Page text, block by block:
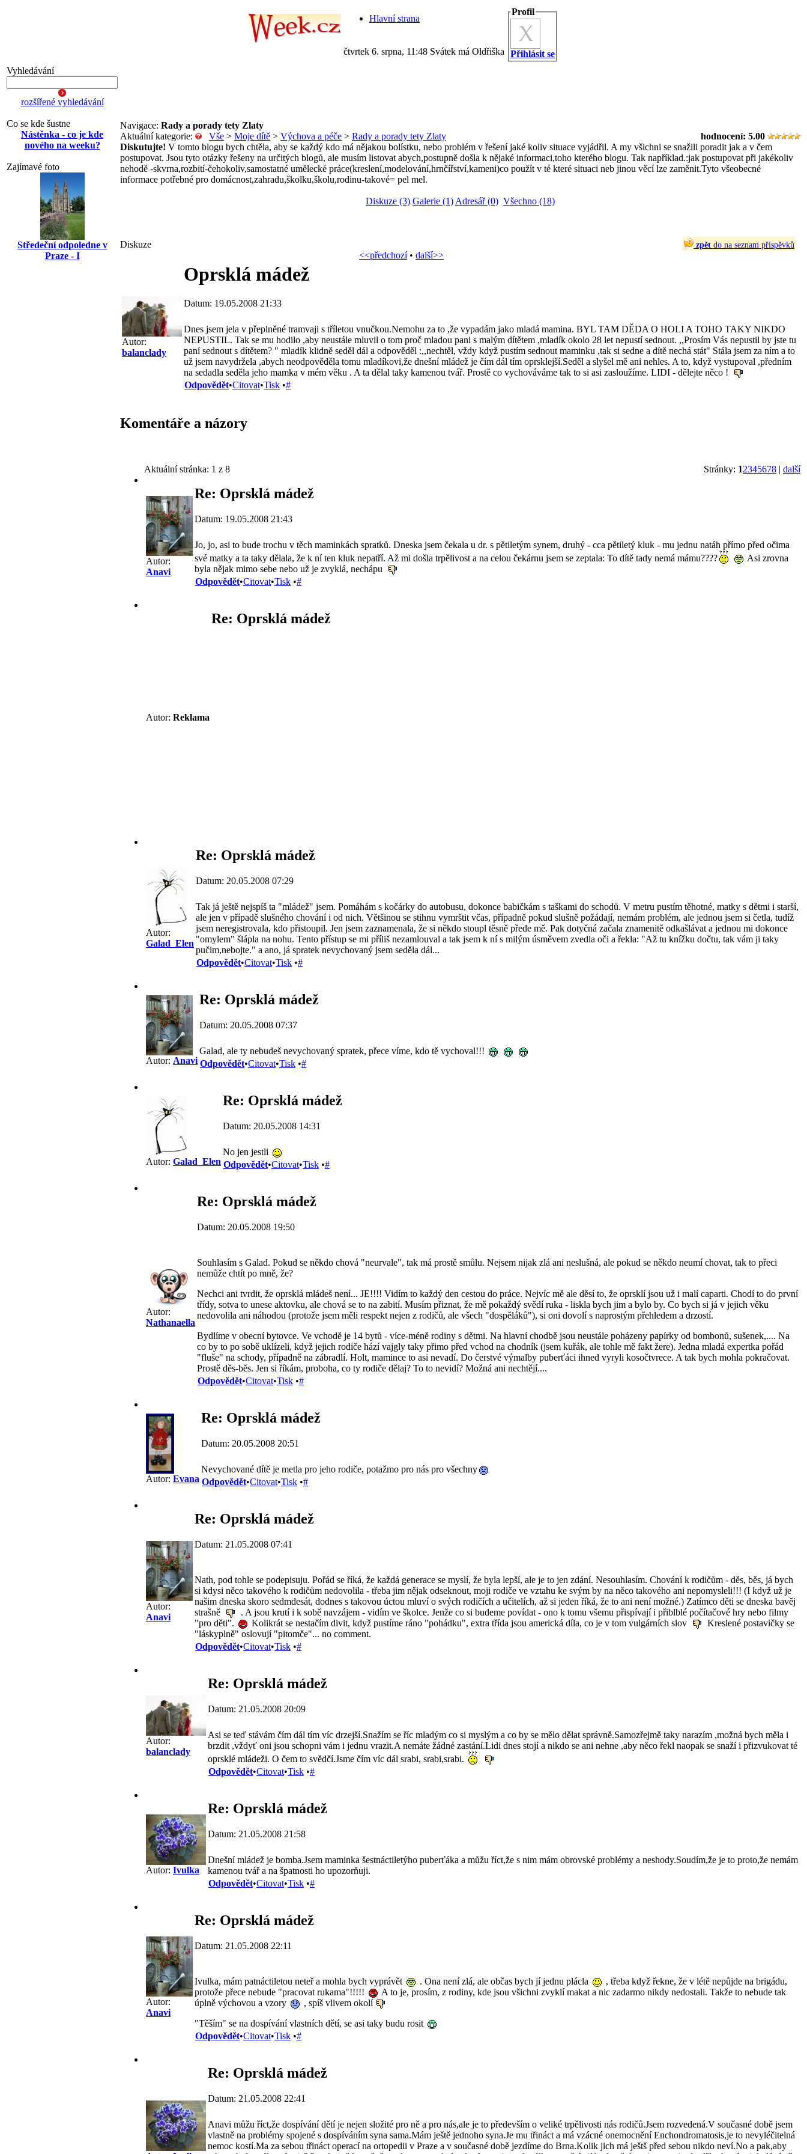
Hlavní strana
čtvrtek 6. srpna, 11:48 Svátek má Oldřiška
Profil
Přihlásit se
Vyhledávání
rozšířené vyhledávání
Co se kde šustne
Nástěnka - co je kde
nového na weeku?
Zajímavé foto
Středeční odpoledne v
Praze - I
Navigace: Rady a porady tety Zlaty
hodnocení: 5.00
Aktuální kategorie: Vše > Moje dítě > Výchova a péče > Rady a porady tety Zlaty
Diskutujte! V tomto blogu bych chtěla, aby se každý kdo má nějakou bolístku, nebo problém v řešení jaké koliv situace vyjádřil. A my všichni se snažili poradit jak a v čem
postupovat. Jsou tyto otázky řešeny na určitých blogů, ale musím listovat abych,postupně došla k nějaké informaci,toho kterého blogu. Tak například.:jak postupovat při jakékoliv
nehodě -skvrna,rozbití-čehokoliv,samostatné umělecké práce(kreslení,modelování,hrnčířství,kameni)co použít v té které situaci neb jinou věcí lze zaměnit.Tyto všeobecné
informace potřebné pro domácnost,zahradu,školku,školu,rodinu-takové= pel mel.
Diskuze (3) Galerie (1) Adresář (0) Všechno (18)
zpět do na seznam příspěvků
Diskuze
<<předchozí• další>>
Autor:
balanclady
Oprsklá mádež
Datum: 19.05.2008 21:33
Dnes jsem jela v přeplněné tramvaji s tříletou vnučkou.Nemohu za to ,že vypadám jako mladá mamina. BYL TAM DĚDA O HOLI A TOHO TAKY NIKDO
NEPUSTIL. Tak se mu hodilo ,aby neustále mluvil o tom proč mladou pani s malým dítětem ,mladík okolo 28 let nepustí sednout. ,,Prosím Vás nepustil by jste tu
paní sednout s dítětem? " mladík klidně seděl dál a odpověděl :,,nechtěl, vždy když pustím sednout maminku ,tak si sedne a dítě nechá stát" Stála jsem za ním a to
už jsem navydržela ,abych neodpověděla tomu mladíkovi,že dnešní mládež je čím dál tím oprsklejší.Seděl a slyšel mě ani nehles. A to, když vystupoval ,předním
na sedadla seděla jeho mamka v mém věku . A ta dělal taky kamenou tvář. Prostě co vychováváme tak to si asi zasloužíme. LIDI - dělejte něco !
Odpovědět•Citovat•Tisk •#
Komentáře a názory
Stránky: 12345678 | další
Aktuální stránka: 1 z 8
Autor:
Anavi
Re: Oprsklá mádež
Datum: 19.05.2008 21:43
Jo, jo, asi to bude trochu v těch maminkách spratků. Dneska jsem čekala u dr. s pětiletým synem, druhý - cca pětiletý kluk - mu jednu natáh přímo před očima
své matky a ta taky dělala, že k ní ten kluk nepatří. Až mi došla trpělivost a na celou čekárnu jsem se zeptala: To dítě tady nemá mámu????
Asi zrovna
byla nějak mimo sebe nebo už je zvyklá, nechápu
Odpovědět•Citovat•Tisk •#
Autor: Reklama
Re: Oprsklá mádež
Autor:
Galad_Elen
Re: Oprsklá mádež
Datum: 20.05.2008 07:29
Tak já ještě nejspíš ta "mládež" jsem. Pomáhám s kočárky do autobusu, dokonce babičkám s taškami do schodů. V metru pustím těhotné, matky s dětmi i starší,
ale jen v případě slušného chování i od nich. Většinou se stihnu vymrštit včas, případně pokud slušně požádají, nemám problém, ale jednou jsem si četla, tudíž
jsem neregistrovala, kdo přistoupil. Jen jsem zaznamenala, že si někdo stoupl těsně přede mě. Pak dotyčná začala znamenitě odkašlávat a jednou mi dokonce
"omylem" šlápla na nohu. Tento přístup se mi příliš nezamlouval a tak jsem k ní s milým úsměvem zvedla oči a řekla: "Až tu knížku dočtu, tak vám ji taky
pučim,nebojte." a ano, já spratek nevychovaný jsem seděla dál...
Odpovědět•Citovat•Tisk •#
Autor: Anavi
Re: Oprsklá mádež
Datum: 20.05.2008 07:37
Galad, ale ty nebudeš nevychovaný spratek, přece víme, kdo tě vychoval!!!
Odpovědět•Citovat•Tisk •#
Autor: Galad_Elen
Re: Oprsklá mádež
Datum: 20.05.2008 14:31
No jen jestli
Odpovědět•Citovat•Tisk •#
Autor:
Nathanaella
Re: Oprsklá mádež
Datum: 20.05.2008 19:50
Souhlasím s Galad. Pokud se někdo chová "neurvale", tak má prostě smůlu. Nejsem nijak zlá ani neslušná, ale pokud se někdo neumí chovat, tak to přeci
nemůže chtít po mně, že?
Nechci ani tvrdit, že oprsklá mládeš není... JE!!!! Vidím to každý den cestou do práce. Nejvíc mě ale děsí to, že oprsklí jsou už i malí caparti. Chodí to do první
třídy, sotva to unese aktovku, ale chová se to na zabití. Musím přiznat, že mě pokaždý svědí ruka - liskla bych jim a bylo by. Co bych si já v jejich věku
nedovolila ani náhodou (protože jsem měli respekt nejen z rodičů, ale všech "dospěláků"), si oni dovolí s naprostým přehledem a drzostí.
Bydlíme v obecní bytovce. Ve vchodě je 14 bytů - více-méně rodiny s dětmi. Na hlavní chodbě jsou neustále poházeny papírky od bombonů, sušenek,.... Na
co by to po sobě uklízeli, když jejich rodiče hází vajgly taky přimo před vchod na chodník (jsem kuřák, ale tohle mě fakt žere). Jedna mladá expertka pořád
"fluše" na schody, případně na zábradlí. Holt, mamince to asi nevadí. Do čerstvé výmalby puberťáci ihned vyryli kosočtvrece. A tak bych mohla pokračovat.
Prostě děs-běs. Jen si říkám, proboha, co ty rodiče dělaj? To to nevidí? Možná ani nechtějí....
Odpovědět•Citovat•Tisk •#
Autor: Evana
Re: Oprsklá mádež
Datum: 20.05.2008 20:51
Nevychované dítě je metla pro jeho rodiče, potažmo pro nás pro všechny
Odpovědět•Citovat•Tisk •#
Autor:
Anavi
Re: Oprsklá mádež
Datum: 21.05.2008 07:41
Nath, pod tohle se podepisuju. Pořád se říká, že každá generace se myslí, že byla lepší, ale je to jen zdání. Nesouhlasím. Chování k rodičům - děs, běs, já bych
si kdysi něco takového k rodičům nedovolila - třeba jim nějak odseknout, moji rodiče ve vztahu ke svým by na něco takového ani nepomysleli!!! (I když už je
našim dneska skoro sedmdesát, dodnes s takovou úctou mluví o svých rodičích a učitelích, až si jeden říká, že to ani není možné.) Zatímco děti se dneska bavěj
strašně
. A jsou krutí i k sobě navzájem - vidím ve školce. Jenže co si budeme povídat - ono k tomu všemu přispívají i přiblblé počítačové hry nebo filmy
"pro děti".
Kolikrát se nestačím divit, když pustíme ráno "pohádku", extra třída jsou americká díla, co je v tom vulgárních slov
Kreslené postavičky se
"láskyplně" oslovují "pitomče"... no comment.
Odpovědět•Citovat•Tisk •#
Autor:
balanclady
Re: Oprsklá mádež
Datum: 21.05.2008 20:09
Asi se teď stávám čím dál tím víc drzejší.Snažím se říc mladým co si myslým a co by se mělo dělat správně.Samozřejmě taky narazím ,možná bych měla i
brzdit ,vždyť oni jsou schopni vám i jednu vrazit.A nemáte žádné zastání.Lidi dnes stojí a nikdo se ani nehne ,aby něco řekl naopak se snaží i přizvukovat té
oprsklé mládeži. O čem to svědčí.Jsme čím víc dál srabi, srabi,srabi.
Odpovědět•Citovat•Tisk •#
Autor: Ivulka
Re: Oprsklá mádež
Datum: 21.05.2008 21:58
Dnešní mládež je bomba.Jsem maminka šestnáctiletýho puberťáka a můžu říct,že s nim mám obrovské problémy a neshody.Soudím,že je to proto,že nemám
kamenou tvář a na špatnosti ho upozorňuji.
Odpovědět•Citovat•Tisk •#
Autor:
Anavi
Re: Oprsklá mádež
Datum: 21.05.2008 22:11
Ivulka, mám patnáctiletou neteř a mohla bych vyprávět . Ona není zlá, ale občas bych jí jednu plácla
, třeba když řekne, že v létě nepůjde na brigádu,
protože přece nebude "pracovat rukama"!!!!!
A to je, prosím, z rodiny, kde jsou všichni zvyklí makat a nic zadarmo nikdy nedostali. Takže to nebude tak
úplně výchovou a vzory
, spíš vlivem okolí
"Těším" se na dospívání vlastních dětí, se asi taky budu rosit
Odpovědět•Citovat•Tisk •#
Re: Oprsklá mádež
Datum: 21.05.2008 22:41
Anavi můžu říct,že dospívání dětí je nejen složité pro ně a pro nás,ale je to především o veliké trpělivosti nás rodičů.Jsem rozvedená.V současné době jsem
vlastně na problémy spojené s dospíváním syna sama.Mám ještě jednoho syna.Je mu třináct a má vzácné onemocnění Enchondromatosis,je to nevyléčitelná
nemoc kostí.Ma za sebou třináct operací na ortopedii v Praze a v současné době jezdíme do Brna.Kolik jich má ještš před sebou nikdo neví.No a pak,aby